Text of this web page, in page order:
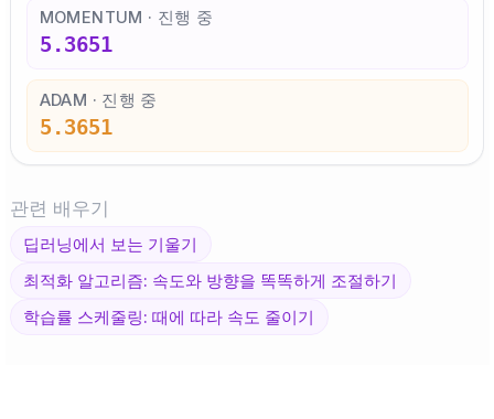
MOMENTUM · 진행 중
5.3651
ADAM · 진행 중
5.3651
관련 배우기
딥러닝에서 보는 기울기
최적화 알고리즘: 속도와 방향을 똑똑하게 조절하기
학습률 스케줄링: 때에 따라 속도 줄이기